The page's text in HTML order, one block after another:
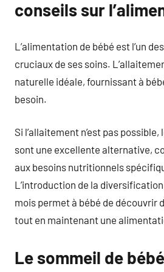
conseils sur
L’alimentation de bébé est l’un
cruciaux de ses soins.
naturelle idéale, fournissant à
besoin.
Si l’allaitement n’est pas
sont une excellente alternative,
aux besoins nutritionnels
L’introduction de la
mois permet à bébé de découvrir
tout en maintenant une
Le sommeil de bébé